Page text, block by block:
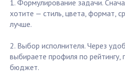
1. Формулирование задачи.
хотите — стиль, цвета, формат,
лучше.
2. Выбор исполнителя. Через
выбираете профиля по рейтингу,
бюджет.